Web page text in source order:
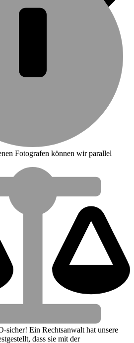
Fotografen können wir parallel
sicher! Ein Rechtsanwalt hat unsere
dass sie mit der